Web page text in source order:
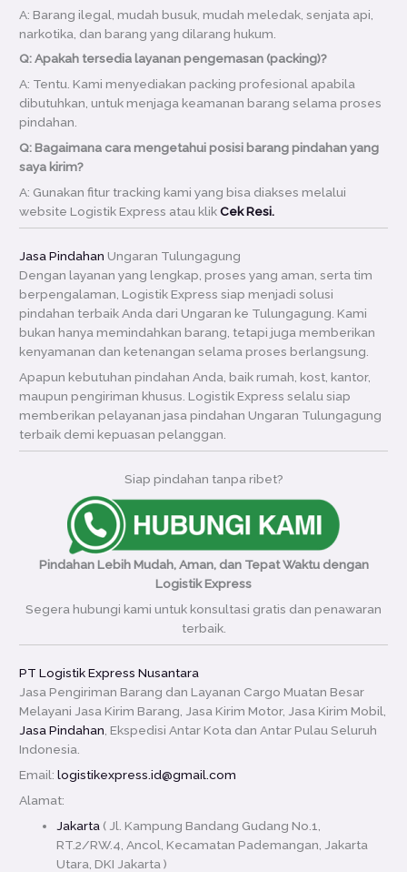
A: Barang ilegal, mudah busuk, mudah meledak, senjata api,
narkotika, dan barang yang dilarang hukum.
Q: Apakah tersedia layanan pengemasan (packing)?
A: Tentu. Kami menyediakan packing profesional apabila
dibutuhkan, untuk menjaga keamanan barang selama proses
pindahan.
Q: Bagaimana cara mengetahui posisi barang pindahan yang
saya kirim?
A: Gunakan fitur tracking kami yang bisa diakses melalui
website Logistik Express atau klikCek Resi.
Jasa Pindahan Ungaran Tulungagung
Dengan layanan yang lengkap, proses yang aman, serta tim
berpengalaman, Logistik Express siap menjadi solusi
pindahan terbaik Anda dari Ungaran ke Tulungagung. Kami
bukan hanya memindahkan barang, tetapi juga memberikan
kenyamanan dan ketenangan selama proses berlangsung.
Apapun kebutuhan pindahan Anda, baik rumah, kost, kantor,
maupun pengiriman khusus. Logistik Express selalu siap
memberikan pelayanan jasa pindahan Ungaran Tulungagung
terbaik demi kepuasan pelanggan.
Siap pindahan tanpa ribet?
Pindahan Lebih Mudah, Aman, dan Tepat Waktu dengan
Logistik Express
Segera hubungi kami untuk konsultasi gratis dan penawaran
terbaik.
PT Logistik Express Nusantara
Jasa Pengiriman Barang dan Layanan Cargo Muatan Besar
Melayani Jasa Kirim Barang, Jasa Kirim Motor, Jasa Kirim Mobil,
Jasa Pindahan, Ekspedisi Antar Kota dan Antar Pulau Seluruh
Indonesia.
Email:logistikexpress.id@gmail.com
Alamat:
Jakarta ( Jl. Kampung Bandang Gudang No.1,
RT.2/RW.4, Ancol, Kecamatan Pademangan, Jakarta
Utara, DKI Jakarta )